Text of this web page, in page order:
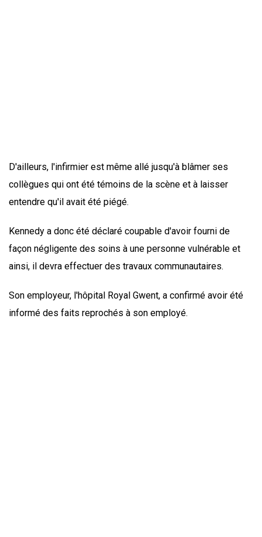
D'ailleurs, l'infirmier est même allé jusqu'à blâmer ses
collègues qui ont été témoins de la scène et à laisser
entendre qu'il avait été piégé.
Kennedy a donc été déclaré coupable d'avoir fourni de
façon négligente des soins à une personne vulnérable et
ainsi, il devra effectuer des travaux communautaires.
Son employeur, l'hôpital Royal Gwent, a confirmé avoir été
informé des faits reprochés à son employé.